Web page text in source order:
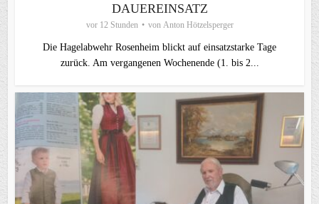
DAUEREINSATZ
vor 12 Stunden von Anton Hötzelsperger
Die Hagelabwehr Rosenheim blickt auf einsatzstarke Tage
zurück. Am vergangenen Wochenende (1. bis 2...